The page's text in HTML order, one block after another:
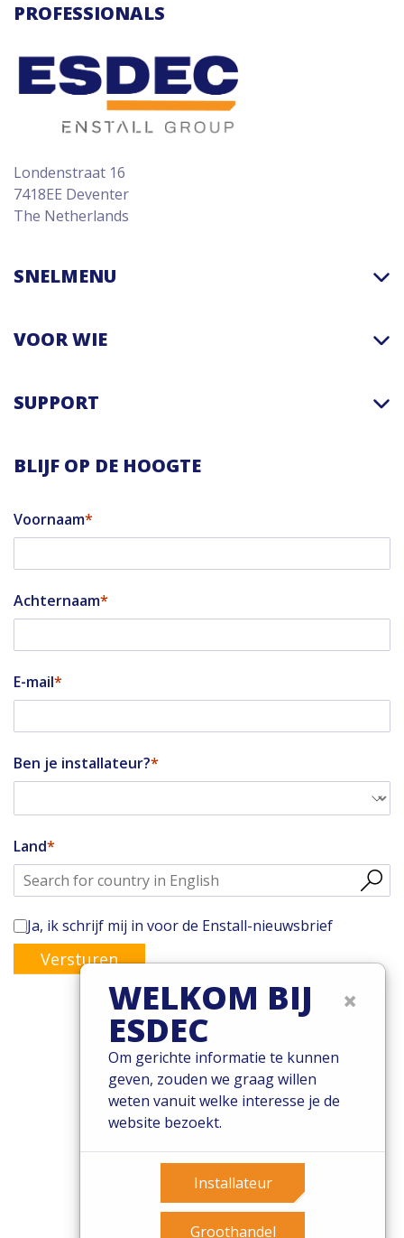
PROFESSIONALS
Londenstraat 16
7418EE Deventer
The Netherlands
SNELMENU
VOOR WIE
SUPPORT
BLIJF OP DE HOOGTE
Voornaam
Achternaam
E-mail
Ben je installateur?
Land
Ja, ik schrijf mij in voor de Enstall-nieuwsbrief
Versturen
© 2026 Esdec. Alle rechten voorbehouden
Patents
Algemene voorwaarden
Garantievoorwaarden
Governance
Cookies
×
WELKOM BIJ
ESDEC
Om gerichte informatie te kunnen
geven, zouden we graag willen
weten vanuit welke interesse je de
website bezoekt.
Installateur
Groothandel